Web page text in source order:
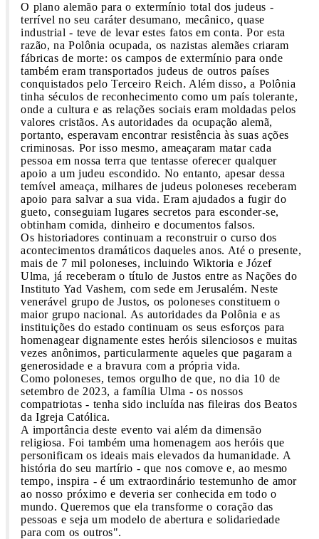
O plano alemão para o extermínio total dos judeus -
terrível no seu caráter desumano, mecânico, quase
industrial - teve de levar estes fatos em conta. Por esta
razão, na Polônia ocupada, os nazistas alemães criaram
fábricas de morte: os campos de extermínio para onde
também eram transportados judeus de outros países
conquistados pelo Terceiro Reich. Além disso, a Polônia
tinha séculos de reconhecimento como um país tolerante,
onde a cultura e as relações sociais eram moldadas pelos
valores cristãos. As autoridades da ocupação alemã,
portanto, esperavam encontrar resistência às suas ações
criminosas. Por isso mesmo, ameaçaram matar cada
pessoa em nossa terra que tentasse oferecer qualquer
apoio a um judeu escondido. No entanto, apesar dessa
temível ameaça, milhares de judeus poloneses receberam
apoio para salvar a sua vida. Eram ajudados a fugir do
gueto, conseguiam lugares secretos para esconder-se,
obtinham comida, dinheiro e documentos falsos.
Os historiadores continuam a reconstruir o curso dos
acontecimentos dramáticos daqueles anos. Até o presente,
mais de 7 mil poloneses, incluindo Wiktoria e Józef
Ulma, já receberam o título de Justos entre as Nações do
Instituto Yad Vashem, com sede em Jerusalém. Neste
venerável grupo de Justos, os poloneses constituem o
maior grupo nacional. As autoridades da Polônia e as
instituições do estado continuam os seus esforços para
homenagear dignamente estes heróis silenciosos e muitas
vezes anônimos, particularmente aqueles que pagaram a
generosidade e a bravura com a própria vida.
Como poloneses, temos orgulho de que, no dia 10 de
setembro de 2023, a família Ulma - os nossos
compatriotas - tenha sido incluída nas fileiras dos Beatos
da Igreja Católica.
A importância deste evento vai além da dimensão
religiosa. Foi também uma homenagem aos heróis que
personificam os ideais mais elevados da humanidade. A
história do seu martírio - que nos comove e, ao mesmo
tempo, inspira - é um extraordinário testemunho de amor
ao nosso próximo e deveria ser conhecida em todo o
mundo. Queremos que ela transforme o coração das
pessoas e seja um modelo de abertura e solidariedade
para com os outros".